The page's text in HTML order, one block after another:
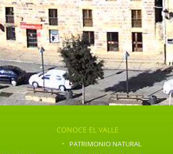
CONOCE EL VALLE
· PATRIMONIO NATURAL